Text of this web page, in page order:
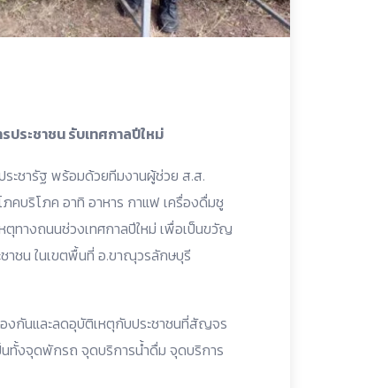
ระชาชน รับเทศกาลปีใหม่
ชารัฐ พร้อมด้วยทีมงานผู้ช่วย ส.ส.
คบริโภค อาทิ อาหาร กาแฟ เครื่องดื่มชู
ทางถนนช่วงเทศกาลปีใหม่ เพื่อเป็นขวัญ
าชน ในเขตพื้นที่ อ.ขาณุวรลักษบุรี
งกันและลดอุบัติเหตุกับประชาชนที่สัญจร
นทั้งจุดพักรถ จุดบริการน้ำดื่ม จุดบริการ